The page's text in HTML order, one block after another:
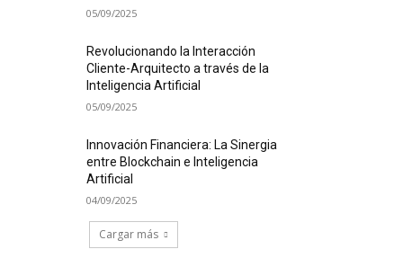
05/09/2025
Revolucionando la Interacción
Cliente-Arquitecto a través de la
Inteligencia Artificial
05/09/2025
Innovación Financiera: La Sinergia
entre Blockchain e Inteligencia
Artificial
04/09/2025
Cargar más